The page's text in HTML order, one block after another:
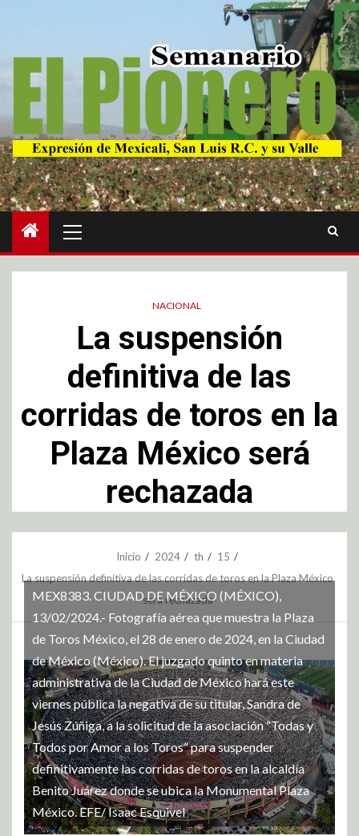
NACIONAL
La suspensión
definitiva de las
corridas de toros en la
Plaza México será
rechazada
Inicio 2024 th
15
La suspensión definitiva de las corridas de toros en la Plaza México
será rechazada
MEX8383. CIUDAD DE MÉXICO (MÉXICO),
13/02/2024.- Fotografía aérea que muestra la Plaza
de Toros México, el 28 de enero de 2024, en la Ciudad
de México (México). El juzgado quinto en materia
administrativa de la Ciudad de México hará este
viernes pública la negativa de su titular, Sandra de
Jesús Zúñiga, a la solicitud de la asociación “Todas y
Todos por Amor a los Toros” para suspender
definitivamente las corridas de toros en la alcaldía
Benito Juárez donde se ubica la Monumental Plaza
México. EFE/ Isaac Esquivel